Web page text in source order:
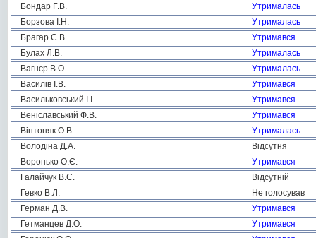
Бондар Г.В.
Утрималась
Борзова І.Н.
Утрималась
Брагар Є.В.
Утримався
Булах Л.В.
Утрималась
Вагнєр В.О.
Утрималась
Василів І.В.
Утримався
Васильковський І.І.
Утримався
Веніславський Ф.В.
Утримався
Вінтоняк О.В.
Утрималась
Володіна Д.А.
Відсутня
Воронько О.Є.
Утримався
Галайчук В.С.
Відсутній
Гевко В.Л.
Не голосував
Герман Д.В.
Утримався
Гетманцев Д.О.
Утримався